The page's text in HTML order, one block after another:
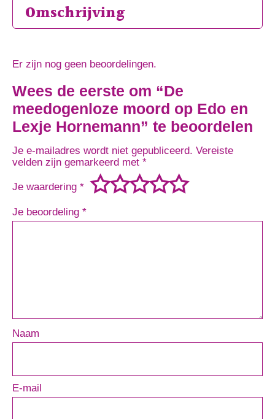
Omschrijving
Er zijn nog geen beoordelingen.
Wees de eerste om “De
meedogenloze moord op Edo en
Lexje Hornemann” te beoordelen
Je e-mailadres wordt niet gepubliceerd. Vereiste
velden zijn gemarkeerd met *
Je waardering *
Je beoordeling *
Naam
E-mail